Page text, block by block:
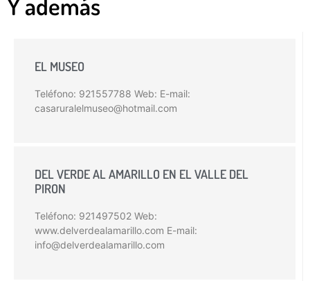
EL MUSEO
Teléfono: 921557788 Web: E-mail:
casaruralelmuseo@hotmail.com
DEL VERDE AL AMARILLO EN EL VALLE DEL
PIRON
Teléfono: 921497502 Web:
www.delverdealamarillo.com E-mail:
info@delverdealamarillo.com